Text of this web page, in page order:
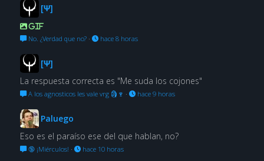
[Ψ]
GIF
No. ¿Verdad que no?· hace 8 horas
[Ψ]
La respuesta correcta es "Me suda los cojones"
A los agnosticos les vale vrg 🗿🍷 · hace 9 horas
Paluego
Eso es el paraíso ese del que hablan, no?
🔞 ¡Miérculos! · hace 10 horas